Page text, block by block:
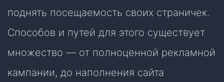
поднять посещаемость своих страничек.
Способов и путей для этого существует
множество — от полноценной рекламной
кампании, до наполнения сайта